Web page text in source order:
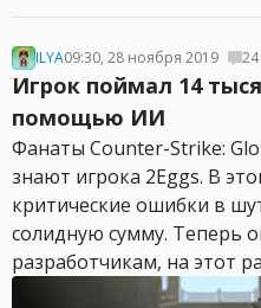
ILYA09:30, 28 ноября 2019 24
Игрок поймал 14
помощью ИИ
Фанаты Counter-Strike:
знают игрока 2Eggs. В
критические ошибки в
солидную сумму. Теперь
разработчикам, на этот